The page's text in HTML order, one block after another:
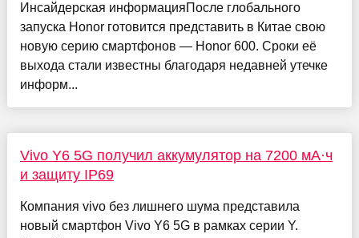
Инсайдерская информацияПосле глобального
запуска Honor готовится представить в Китае свою
новую серию смартфонов — Honor 600. Сроки её
выхода стали известны благодаря недавней утечке
информ...
Vivo Y6 5G получил аккумулятор на 7200 мА·ч
и защиту IP69
Компания vivo без лишнего шума представила
новый смартфон Vivo Y6 5G в рамках серии Y.